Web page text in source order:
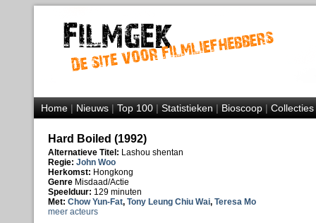
Home|Nieuws|Top 100|Statistieken|Bioscoop|Collecties
Hard Boiled (1992)
Alternatieve Titel: Lashou shentan
Regie: John Woo
Herkomst: Hongkong
Genre Misdaad/Actie
Speelduur: 129 minuten
Met: Chow Yun-Fat, Tony Leung Chiu Wai, Teresa Mo
meer acteurs